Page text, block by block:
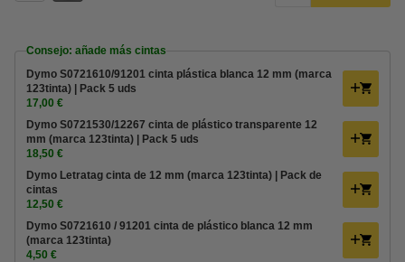
Consejo: añade más cintas
Dymo S0721610/91201 cinta plástica blanca 12 mm (marca
123tinta) | Pack 5 uds
17,00 €
Dymo S0721530/12267 cinta de plástico transparente 12
mm (marca 123tinta) | Pack 5 uds
18,50 €
Dymo Letratag cinta de 12 mm (marca 123tinta) | Pack de
cintas
12,50 €
Dymo S0721610 / 91201 cinta de plástico blanca 12 mm
(marca 123tinta)
4,50 €